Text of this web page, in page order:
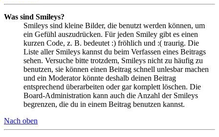
Was sind Smileys?
Smileys sind kleine Bilder, die benutzt werden können, um
ein Gefühl auszudrücken. Für jeden Smiley gibt es einen
kurzen Code, z. B. bedeutet :) fröhlich und :( traurig. Die
Liste aller Smileys kannst du beim Verfassen eines Beitrags
sehen. Versuche bitte trotzdem, Smileys nicht zu häufig zu
benutzen, sie können einen Beitrag schnell unlesbar machen
und ein Moderator könnte deshalb deinen Beitrag
entsprechend überarbeiten oder gar komplett löschen. Die
Board-Administration kann auch die Anzahl der Smileys
begrenzen, die du in einem Beitrag benutzen kannst.
Nach oben